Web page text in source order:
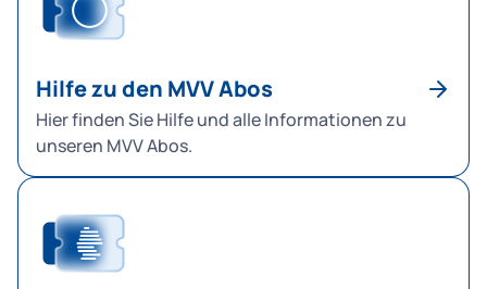
Hilfe zu den MVV Abos
Hier finden Sie Hilfe und alle Informationen zu
unseren MVV Abos.